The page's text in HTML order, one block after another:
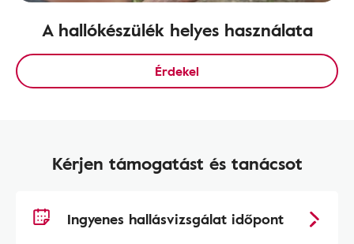
A hallókészülék helyes használata
Érdekel
Kérjen támogatást és tanácsot
Ingyenes hallásvizsgálat időpont